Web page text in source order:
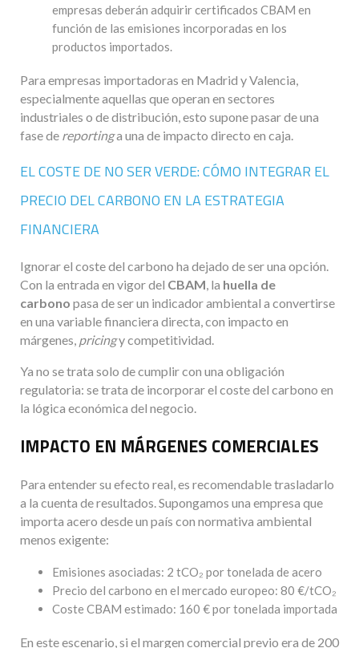
empresas deberán adquirir certificados CBAM en
función de las emisiones incorporadas en los
productos importados.
Para empresas importadoras en Madrid y Valencia,
especialmente aquellas que operan en sectores
industriales o de distribución, esto supone pasar de una
fase de reportinga una de impacto directo en caja.
EL COSTE DE NO SER VERDE: CÓMO INTEGRAR EL
PRECIO DEL CARBONO EN LA ESTRATEGIA
FINANCIERA
Ignorar el coste del carbono ha dejado de ser una opción.
Con la entrada en vigor del CBAM, la huella de
carbono pasa de ser un indicador ambiental a convertirse
en una variable financiera directa, con impacto en
márgenes, pricingy competitividad.
Ya no se trata solo de cumplir con una obligación
regulatoria: se trata de incorporar el coste del carbono en
la lógica económica del negocio.
IMPACTO EN MÁRGENES COMERCIALES
Para entender su efecto real, es recomendable trasladarlo
a la cuenta de resultados. Supongamos una empresa que
importa acero desde un país con normativa ambiental
menos exigente:
Emisiones asociadas: 2 tCO₂ por tonelada de acero
Precio del carbono en el mercado europeo: 80 €/tCO₂
Coste CBAM estimado: 160 € por tonelada importada
En este escenario, si el margen comercial previo era de 200